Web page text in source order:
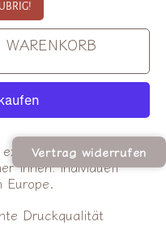
Designs
individuell
Druckqualität
Vertrag widerrufen